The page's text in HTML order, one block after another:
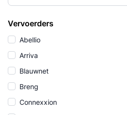
Vervoerders
Abellio
Arriva
Blauwnet
Breng
Connexxion